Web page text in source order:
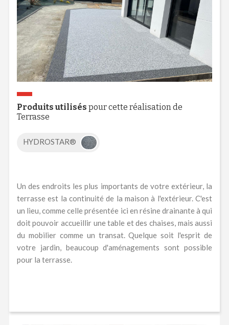
Produits utilisés pour cette réalisation de
Terrasse
HYDROSTAR®
Un des endroits les plus importants de votre extérieur, la
terrasse est la continuité de la maison à l'extérieur. C'est
un lieu, comme celle présentée ici en résine drainante à qui
doit pouvoir accueillir une table et des chaises, mais aussi
du mobilier comme un transat. Quelque soit l'esprit de
votre jardin, beaucoup d'aménagements sont possible
pour la terrasse.